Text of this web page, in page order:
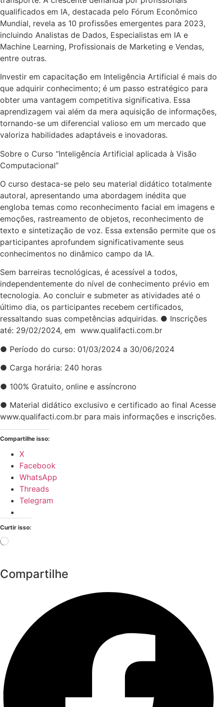
qualificados em IA, destacada pelo Fórum Econômico
Mundial, revela as 10 profissões emergentes para 2023,
incluindo Analistas de Dados, Especialistas em IA e
Machine Learning, Profissionais de Marketing e Vendas,
entre outras.
Investir em capacitação em Inteligência Artificial é mais do
que adquirir conhecimento; é um passo estratégico para
obter uma vantagem competitiva significativa. Essa
aprendizagem vai além da mera aquisição de informações,
tornando-se um diferencial valioso em um mercado que
valoriza habilidades adaptáveis e inovadoras.
Sobre o Curso “Inteligência Artificial aplicada à Visão
Computacional”
O curso destaca-se pelo seu material didático totalmente
autoral, apresentando uma abordagem inédita que
engloba temas como reconhecimento facial em imagens e
emoções, rastreamento de objetos, reconhecimento de
texto e sintetização de voz. Essa extensão permite que os
participantes aprofundem significativamente seus
conhecimentos no dinâmico campo da IA.
Sem barreiras tecnológicas, é acessível a todos,
independentemente do nível de conhecimento prévio em
tecnologia. Ao concluir e submeter as atividades até o
último dia, os participantes recebem certificados,
ressaltando suas competências adquiridas. ● Inscrições
até: 29/02/2024, em www.qualifacti.com.br
● Período do curso: 01/03/2024 a 30/06/2024
● Carga horária: 240 horas
● 100% Gratuito, online e assíncrono
● Material didático exclusivo e certificado ao final Acesse
www.qualifacti.com.br para mais informações e inscrições.
Compartilhe isso:
X
Facebook
WhatsApp
Threads
Telegram
Curtir isso:
Carregando...
Compartilhe